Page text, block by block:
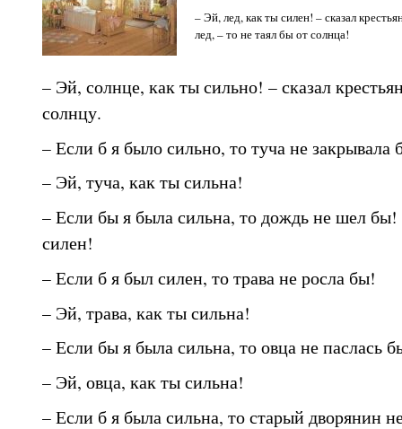
– Эй, лед, как ты силен! – сказал
лед, – то не таял бы от солнца!
– Эй, солнце, как ты сильно! – сказал
солнцу.
– Если б я было сильно, то туча не закрывала
– Эй, туча, как ты сильна!
– Если бы я была сильна, то дождь не шел
силен!
– Если б я был силен, то трава не росла бы!
– Эй, трава, как ты сильна!
– Если бы я была сильна, то овца не паслась
– Эй, овца, как ты сильна!
– Если б я была сильна, то старый дворянин